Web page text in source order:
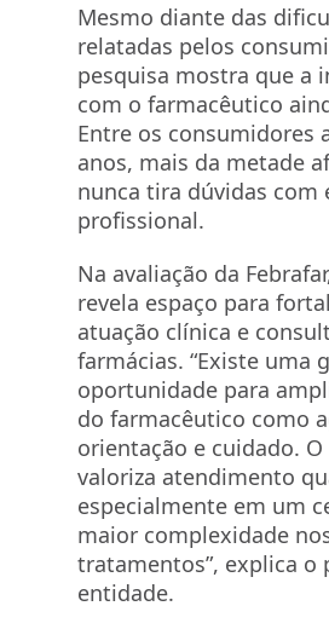
Mesmo diante das
relatadas pelos
pesquisa mostra que a
com o farmacêutico
Entre os consumidores
anos, mais da metade
nunca tira dúvidas com
profissional.
Na avaliação da
revela espaço para
atuação clínica e
farmácias. “Existe uma
oportunidade para
do farmacêutico como
orientação e cuidado.
valoriza atendimento
especialmente em um
maior complexidade
tratamentos”, explica o
entidade.